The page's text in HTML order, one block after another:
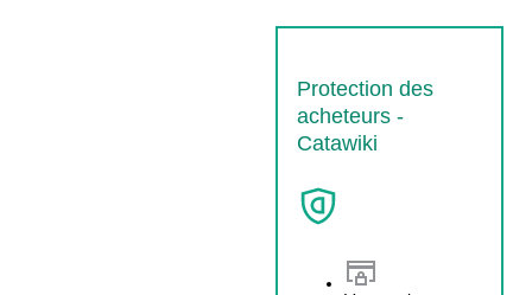
Protection des
acheteurs -
Catawiki